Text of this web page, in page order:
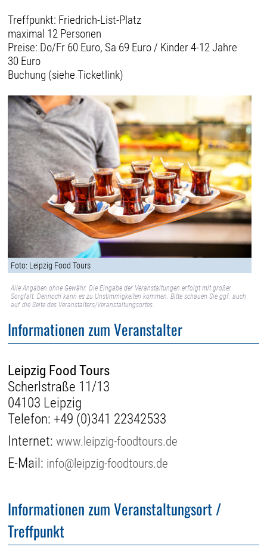
Treffpunkt: Friedrich-List-Platz
maximal 12 Personen
Preise: Do/Fr 60 Euro, Sa 69 Euro / Kinder 4-12 Jahre
30 Euro
Buchung (siehe Ticketlink)
Foto: Leipzig Food Tours
Alle Angaben ohne Gewähr. Die Eingabe der Veranstaltungen erfolgt mit großer
Sorgfalt. Dennoch kann es zu Unstimmigkeiten kommen. Bitte schauen Sie ggf. auch
auf die Seite des Veranstalters/Veranstaltungsortes.
Informationen zum Veranstalter
Leipzig Food Tours
Scherlstraße 11/13
04103 Leipzig
Telefon: +49 (0)341 22342533
Internet:www.leipzig-foodtours.de
E-Mail: info@leipzig-foodtours.de
Informationen zum Veranstaltungsort /
Treffpunkt